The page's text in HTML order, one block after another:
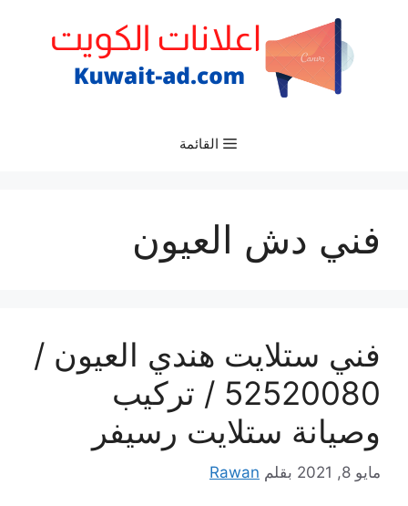
القائمة
فني دش العيون
فني ستلايت هندي العيون /
52520080 / تركيب
وصيانة ستلايت رسيفر
مايو 8, 2021 بقلم Rawan